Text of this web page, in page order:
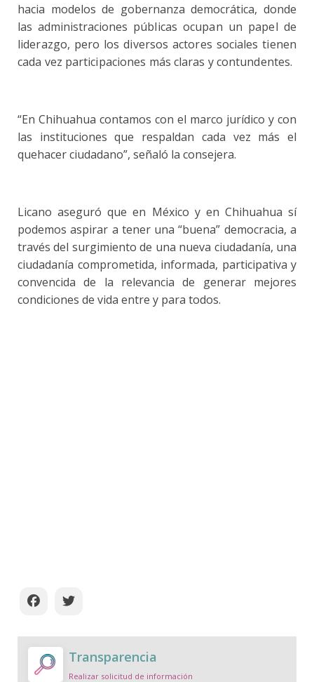
hacia modelos de gobernanza democrática, donde
las administraciones públicas ocupan un papel de
liderazgo, pero los diversos actores sociales tienen
cada vez participaciones más claras y contundentes.
“En Chihuahua contamos con el marco jurídico y con
las instituciones que respaldan cada vez más el
quehacer ciudadano”, señaló la consejera.
Licano aseguró que en México y en Chihuahua sí
podemos aspirar a tener una “buena” democracia, a
través del surgimiento de una nueva ciudadanía, una
ciudadanía comprometida, informada, participativa y
convencida de la relevancia de generar mejores
condiciones de vida entre y para todos.
Transparencia
Realizar solicitud de información